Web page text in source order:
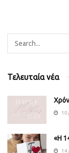
Τελευταία νέα
«Η